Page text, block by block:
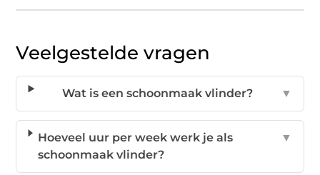
Veelgestelde vragen
Wat is een schoonmaak vlinder? ▼
Hoeveel uur per week werk je als
schoonmaak vlinder?
▼